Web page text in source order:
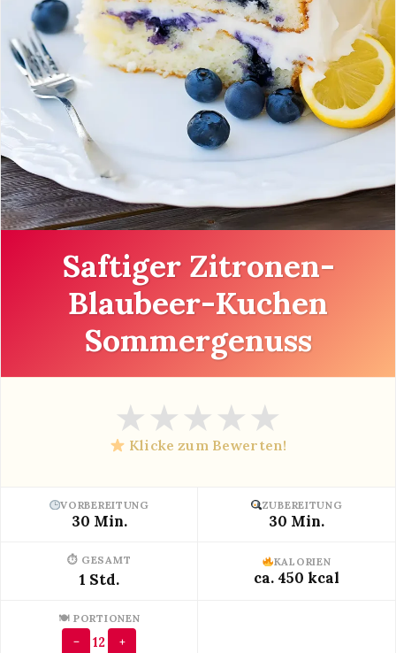
Saftiger Zitronen-
Blaubeer-Kuchen
Sommergenuss
★★★★★
Klicke zum Bewerten!
VORBEREITUNG
30 Min.
ZUBEREITUNG
30 Min.
⏱ GESAMT
1 Std.
KALORIEN
ca. 450 kcal
🍽 PORTIONEN
− 12 +